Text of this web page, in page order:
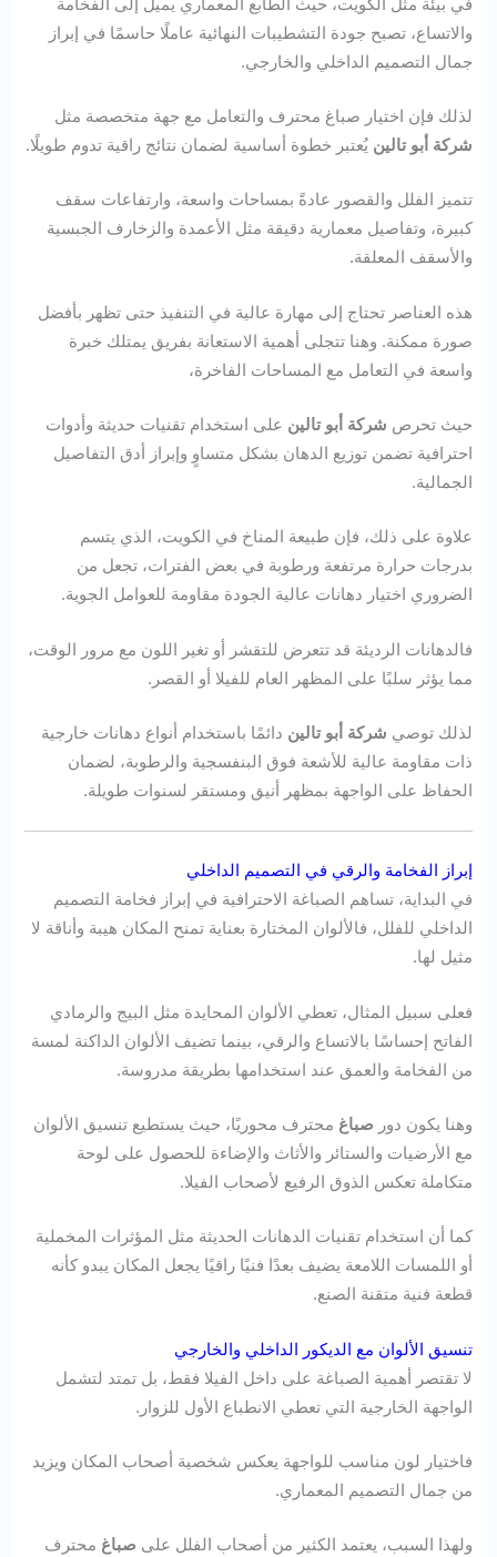
في بيئة مثل الكويت، حيث الطابع المعماري يميل إلى الفخامة
والاتساع، تصبح جودة التشطيبات النهائية عاملًا حاسمًا في إبراز
جمال التصميم الداخلي والخارجي.
لذلك فإن اختيار صباغ محترف والتعامل مع جهة متخصصة مثل
شركة أبو تالين يُعتبر خطوة أساسية لضمان نتائج راقية تدوم طويلًا.
تتميز الفلل والقصور عادةً بمساحات واسعة، وارتفاعات سقف
كبيرة، وتفاصيل معمارية دقيقة مثل الأعمدة والزخارف الجبسية
والأسقف المعلقة.
هذه العناصر تحتاج إلى مهارة عالية في التنفيذ حتى تظهر بأفضل
صورة ممكنة. وهنا تتجلى أهمية الاستعانة بفريق يمتلك خبرة
واسعة في التعامل مع المساحات الفاخرة،
حيث تحرص شركة أبو تالين على استخدام تقنيات حديثة وأدوات
احترافية تضمن توزيع الدهان بشكل متساوٍ وإبراز أدق التفاصيل
الجمالية.
علاوة على ذلك، فإن طبيعة المناخ في الكويت، الذي يتسم
بدرجات حرارة مرتفعة ورطوبة في بعض الفترات، تجعل من
الضروري اختيار دهانات عالية الجودة مقاومة للعوامل الجوية.
فالدهانات الرديئة قد تتعرض للتقشر أو تغير اللون مع مرور الوقت،
مما يؤثر سلبًا على المظهر العام للفيلا أو القصر.
لذلك توصي شركة أبو تالين دائمًا باستخدام أنواع دهانات خارجية
ذات مقاومة عالية للأشعة فوق البنفسجية والرطوبة، لضمان
الحفاظ على الواجهة بمظهر أنيق ومستقر لسنوات طويلة.
إبراز الفخامة والرقي في التصميم الداخلي
في البداية، تساهم الصباغة الاحترافية في إبراز فخامة التصميم
الداخلي للفلل، فالألوان المختارة بعناية تمنح المكان هيبة وأناقة لا
مثيل لها.
فعلى سبيل المثال، تعطي الألوان المحايدة مثل البيج والرمادي
الفاتح إحساسًا بالاتساع والرقي، بينما تضيف الألوان الداكنة لمسة
من الفخامة والعمق عند استخدامها بطريقة مدروسة.
وهنا يكون دور صباغ محترف محوريًا، حيث يستطيع تنسيق الألوان
مع الأرضيات والستائر والأثاث والإضاءة للحصول على لوحة
متكاملة تعكس الذوق الرفيع لأصحاب الفيلا.
كما أن استخدام تقنيات الدهانات الحديثة مثل المؤثرات المخملية
أو اللمسات اللامعة يضيف بعدًا فنيًا راقيًا يجعل المكان يبدو كأنه
قطعة فنية متقنة الصنع.
تنسيق الألوان مع الديكور الداخلي والخارجي
لا تقتصر أهمية الصباغة على داخل الفيلا فقط، بل تمتد لتشمل
الواجهة الخارجية التي تعطي الانطباع الأول للزوار.
فاختيار لون مناسب للواجهة يعكس شخصية أصحاب المكان ويزيد
من جمال التصميم المعماري.
ولهذا السبب، يعتمد الكثير من أصحاب الفلل على صباغ محترف